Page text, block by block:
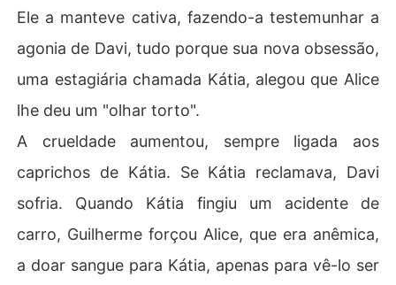
ce, Estrela, bem na frente dela. Este ato monstruoso ac
endeu uma raiva fria e clara dentro de Alice, empurrand
o-a para o seu limite. Ela sabia que tinha que escapar, n
ão apenas por si mesma, mas por Davi.
Ele a manteve cativa, fazendo-a testemunhar a
agonia de Davi, tudo porque sua nova obsessão,
uma estagiária chamada Kátia, alegou que Alice
lhe deu um "olhar torto".
A crueldade aumentou, sempre ligada aos
caprichos de Kátia. Se Kátia reclamava, Davi
sofria. Quando Kátia fingiu um acidente de
carro, Guilherme forçou Alice, que era anêmica,
a doar sangue para Kátia, apenas para vê-lo ser